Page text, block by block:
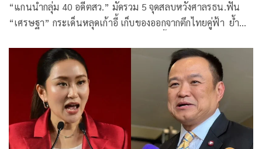
“แกนนำกลุ่ม 40 อดีตสว.” มัดรวม 5 จุดสลบหวังศาลรธน.ฟัน
“เศรษฐา” กระเด็นหลุดเก้าอี้ เก็บของออกจากตึกไทยคู่ฟ้า ย้ำ